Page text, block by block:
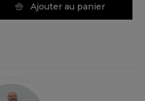
Ajouter au panier